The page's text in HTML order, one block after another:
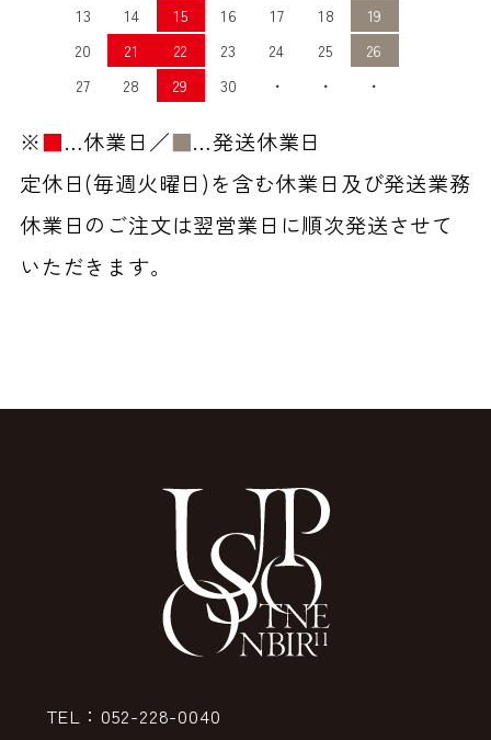
13
14 15 16 17 18
19
20
21 22 23 24 25
26
27
28 29 30 ・ ・ ・
※■…休業日／■…発送休業日
定休日(毎週火曜日)を含む休業日及び発送業務
休業日のご注文は翌営業日に順次発送させて
いただきます。
TEL：052-228-0040